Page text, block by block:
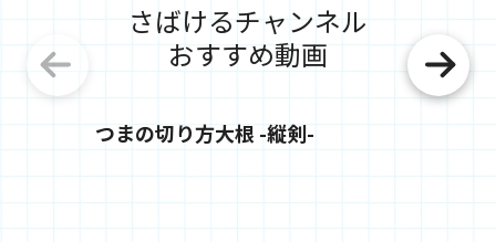
さばけるチャンネル
おすすめ動画
つまの切り方大根 -縦剣-